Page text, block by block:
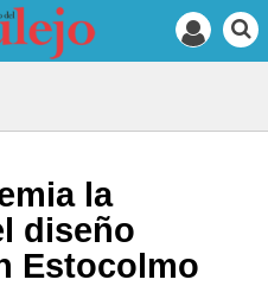
la
diseño
Estocolmo